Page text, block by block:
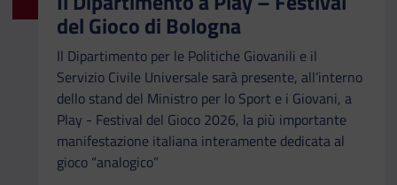
del Gioco di Bologna
Il Dipartimento per le Politiche Giovanili e il
Servizio Civile Universale sarà presente, all’interno
dello stand del Ministro per lo Sport e i Giovani, a
Play - Festival del Gioco 2026, la più importante
manifestazione italiana interamente dedicata al
gioco “analogico”